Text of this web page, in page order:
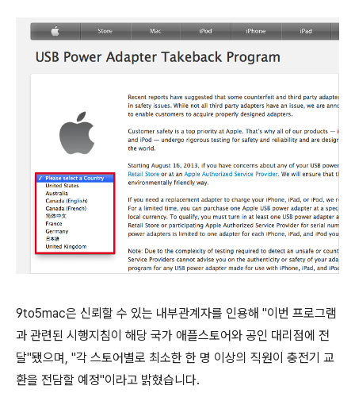
9to5mac은 신뢰할 수 있는 내부관계자를 인용해 "이번 프로그램
과 관련된 시행지침이 해당 국가 애플스토어와 공인 대리점에 전
달"됐으며, "각 스토어별로 최소한 한 명 이상의 직원이 충전기 교
환을 전담할 예정"이라고 밝혔습니다.